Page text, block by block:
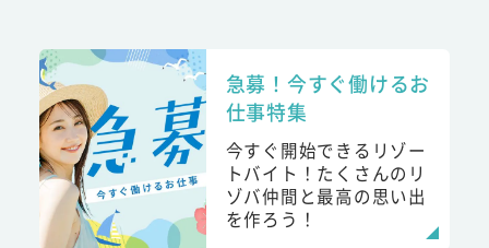
急募！今すぐ働けるお
仕事特集
今すぐ開始できるリゾー
トバイト！たくさんのリ
ゾバ仲間と最高の思い出
を作ろう！